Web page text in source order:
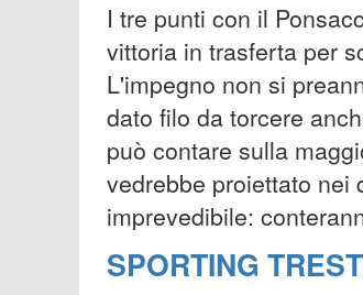
I tre punti con il
vittoria in trasferta per
L'impegno non si
dato filo da torcere
può contare sulla
vedrebbe proiettato nei
imprevedibile:
SPORTING